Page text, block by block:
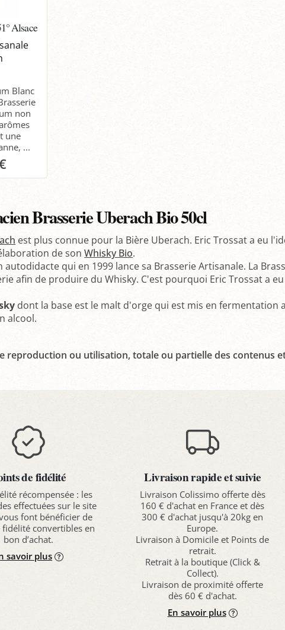
Alsace
Blanc
non
une
...
Brasserie Uberach Bio 50cl
est plus connue pour la Bière Uberach. Eric Trossat a eu
de sonWhisky Bio.
autodidacte qui en 1999 lance sa Brasserie Artisanale. La
afin de produire du Whisky. C'est pourquoi Eric Trossat a
dont la base est le malt d'orge qui est mis en
alcool.
reproduction ou utilisation, totale ou partielle des contenus
de fidélité
récompensée : les
effectuées sur le site
font bénéficier de
convertibles en
bon d’achat.
savoir plus
Livraison rapide et suivie
Livraison Colissimo offerte dès
160 € d'achat en France et dès
300 € d'achat jusqu'à 20kg en
Europe.
Livraison à Domicile et Points de
retrait.
Retrait à la boutique (Click &
Collect).
Livraison de proximité offerte
dès 60 € d'achat.
En savoir plus